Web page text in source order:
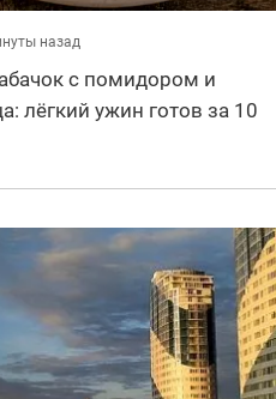
назад
с помидором и
лёгкий ужин готов за 10